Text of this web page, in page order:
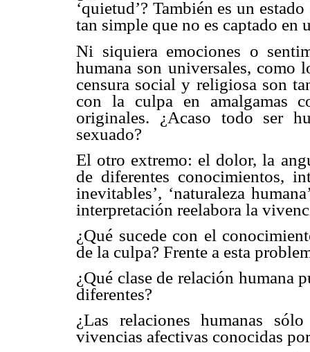
‘quietud’? También es un
tan simple que no es captado en
Ni siquiera emociones o
humana son universales, como
censura social y religiosa son
con la culpa en amalgamas
originales. ¿Acaso todo ser
sexuado?
El otro extremo: el dolor, la
de diferentes conocimientos,
inevitables’, ‘naturaleza
interpretación reelabora la
¿Qué sucede con el
de la culpa? Frente a esta
¿Qué clase de relación humana
diferentes?
¿Las relaciones humanas
vivencias afectivas conocidas